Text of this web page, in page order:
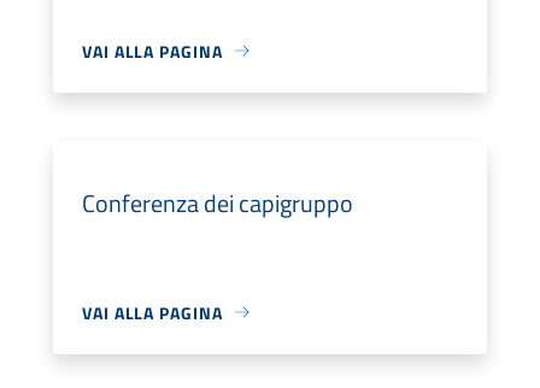
VAI ALLA PAGINA
Conferenza dei capigruppo
VAI ALLA PAGINA